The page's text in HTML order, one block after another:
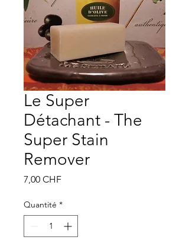
Le Super
Détachant - The
Super Stain
Remover
7,00 CHFPrix
Quantité *